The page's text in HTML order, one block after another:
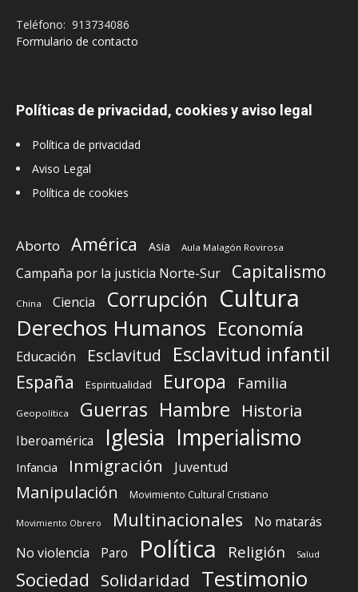
Teléfono: 913734086
Formulario de contacto
Políticas de privacidad, cookies y aviso legal
Política de privacidad
Aviso Legal
Política de cookies
Aborto América Asia Aula Malagón Rovirosa
Campaña por la justicia Norte-Sur Capitalismo
China Ciencia Corrupción Cultura
Derechos Humanos Economía
Educación Esclavitud Esclavitud infantil
España Espiritualidad Europa Familia
Geopolítica Guerras Hambre Historia
Iberoamérica Iglesia Imperialismo
Infancia Inmigración Juventud
Manipulación Movimiento Cultural Cristiano
Movimiento Obrero Multinacionales
No matarás
No violencia
Paro Política Religión Salud
Sociedad Solidaridad Testimonio